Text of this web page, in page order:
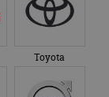
Toyota